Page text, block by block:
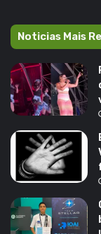
Noticias Mais